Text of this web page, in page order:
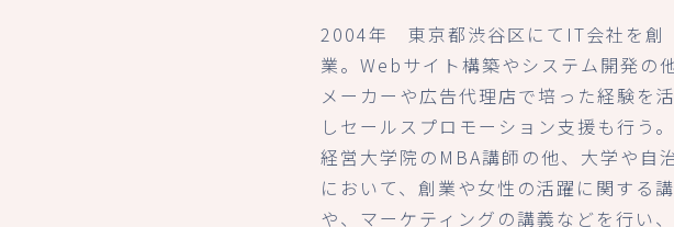
2004年 東京都渋谷区にてIT会社を創
業。Webサイト構築やシステム開発の他
メーカーや広告代理店で培った経験を
しセールスプロモーション支援も行う。
経営大学院のMBA講師の他、大学や自
において、創業や女性の活躍に関する
や、マーケティングの講義などを行い